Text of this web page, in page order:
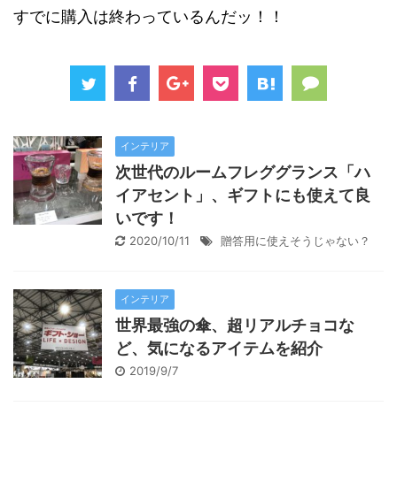
すでに購入は終わっているんだッ！！
インテリア
次世代のルームフレググランス「ハ
イアセント」、ギフトにも使えて良
いです！
2020/10/11 贈答用に使えそうじゃない？
インテリア
世界最強の傘、超リアルチョコな
ど、気になるアイテムを紹介
2019/9/7